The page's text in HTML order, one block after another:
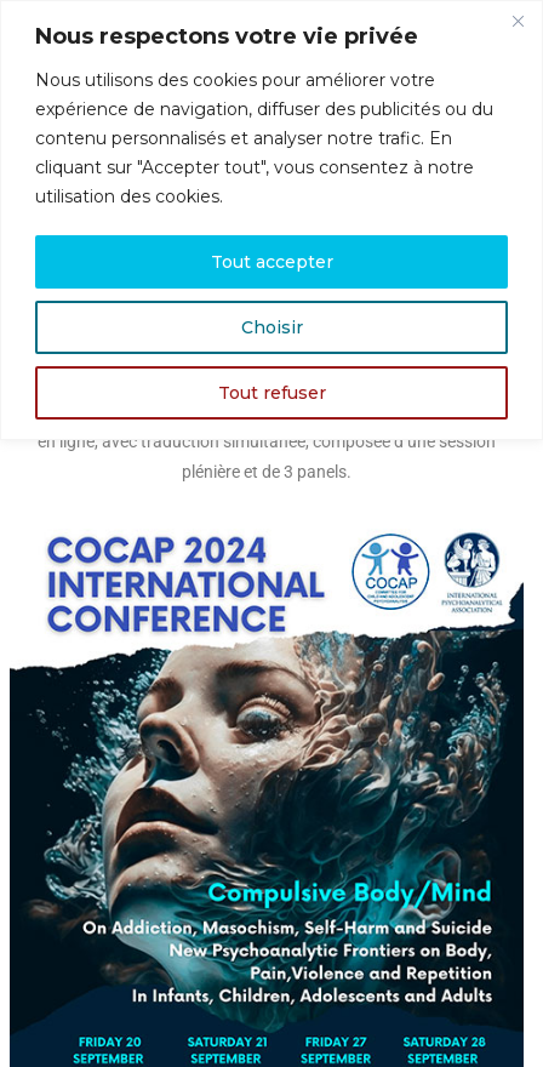
Nous respectons votre vie privée
Nous utilisons des cookies pour améliorer votre
expérience de navigation, diffuser des publicités ou du
contenu personnalisés et analyser notre trafic. En
cliquant sur "Accepter tout", vous consentez à notre
utilisation des cookies.
Choisir
Tout refuser
Tout accepter
Le Comité pour la Psychanalyse de l’Enfant et de l’Adolescent de
l’Association Psychanalytique Internationale (COCAP)
sur la clinique contemporaine des patients soumis à une
répétition compulsive destructrice pour le corps.
en ligne, avec traduction simultanée, composée d’une session
plénière et de 3 panels.